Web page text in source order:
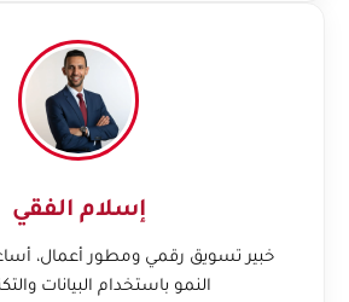
إسلام الفقي
خبير تسويق رقمي ومطور أعمال،
النمو باستخدام البيانات